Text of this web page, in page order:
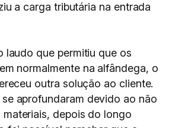
a carga tributária na entrada
laudo que permitiu que os
normalmente na alfândega, o
outra solução ao cliente.
aprofundaram devido ao não
depois do longo